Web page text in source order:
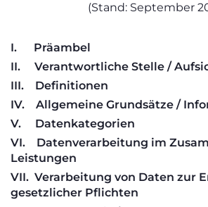
(Stand: September
I.
Präambel
II.
Verantwortliche Stelle /
III.
Definitionen
IV.
Allgemeine Grundsätze /
V.
Datenkategorien
VI.
Datenverarbeitung im
Leistungen
VII. Verarbeitung von Daten zur
gesetzlicher Pflichten